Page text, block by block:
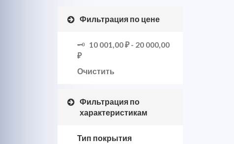
Фильтрация по цене
10 001,00 ₽- 20 000,00
₽
Очистить
Фильтрация по
характеристикам
Тип покрытия